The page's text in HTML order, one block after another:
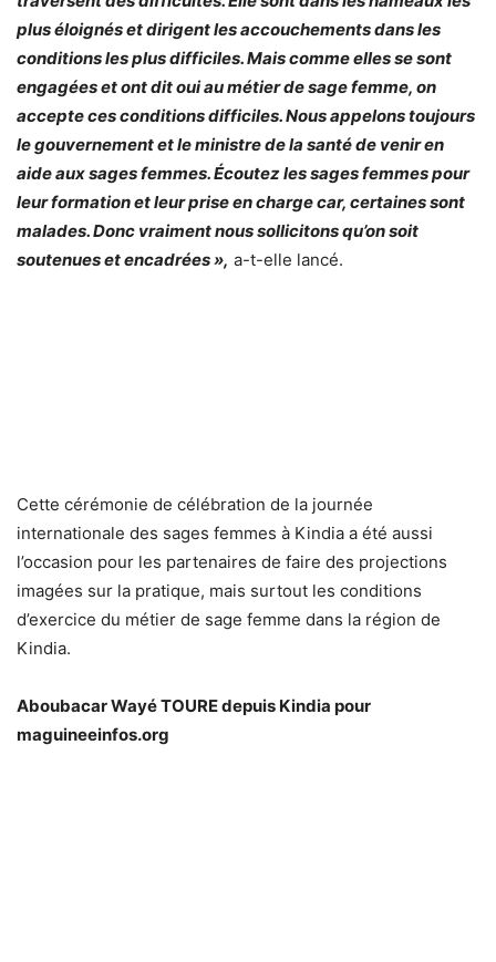
plus éloignés et dirigent les accouchements dans les
conditions les plus difficiles. Mais comme elles se sont
engagées et ont dit oui au métier de sage femme, on
accepte ces conditions difficiles. Nous appelons toujours
le gouvernement et le ministre de la santé de venir en
aide aux sages femmes. Écoutez les sages femmes pour
leur formation et leur prise en charge car, certaines sont
malades. Donc vraiment nous sollicitons qu’on soit
soutenues et encadrées », a-t-elle lancé.
Cette cérémonie de célébration de la journée
internationale des sages femmes à Kindia a été aussi
l’occasion pour les partenaires de faire des projections
imagées sur la pratique, mais surtout les conditions
d’exercice du métier de sage femme dans la région de
Kindia.
Aboubacar Wayé TOURE depuis Kindia pour
maguineeinfos.org